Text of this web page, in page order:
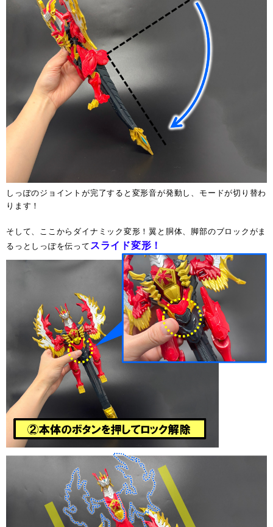
しっぽのジョイントが完了すると変形音が発動し、モードが切り替わ
ります！
そして、ここからダイナミック変形！翼と胴体、脚部のブロックがま
るっとしっぽを伝って スライド変形！